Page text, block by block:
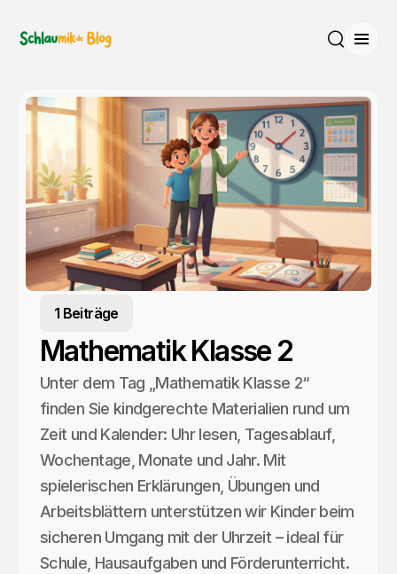
1 Beiträge
Mathematik Klasse 2
Unter dem Tag „Mathematik Klasse 2“
finden Sie kindgerechte Materialien rund um
Zeit und Kalender: Uhr lesen, Tagesablauf,
Wochentage, Monate und Jahr. Mit
spielerischen Erklärungen, Übungen und
Arbeitsblättern unterstützen wir Kinder beim
sicheren Umgang mit der Uhrzeit – ideal für
Schule, Hausaufgaben und Förderunterricht.